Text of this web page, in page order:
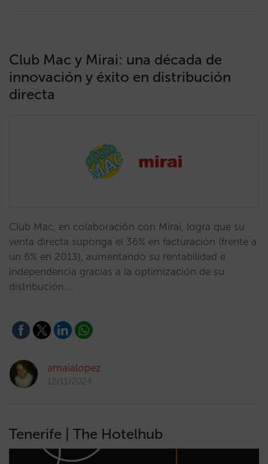
Club Mac y Mirai: una década de
innovación y éxito en distribución
directa
Club Mac, en colaboración con Mirai, logra que su
venta directa suponga el 36% en facturación (frente a
un 6% en 2013), aumentando su rentabilidad e
independencia gracias a la optimización de su
distribución.…
amaialopez
12/11/2024
Tenerife | The Hotelhub